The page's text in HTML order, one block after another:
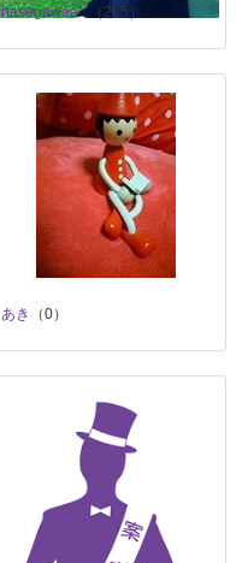
hasegawaa... （215）
あき （0）